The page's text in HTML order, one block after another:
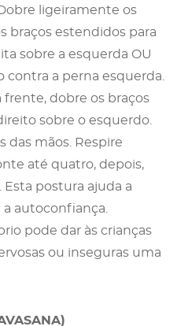
ligeiramente os
braços estendidos para
sobre a esquerda OU
a perna esquerda.
dobre os braços
sobre o esquerdo.
das mãos. Respire
até quatro, depois,
postura ajuda a
autoconfiança.
pode dar às crianças
ou inseguras uma